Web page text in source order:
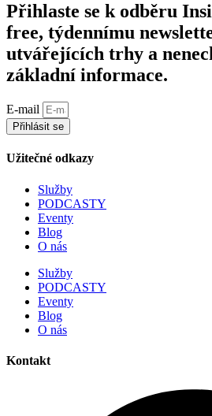
Přihlaste se k odběru
free, týdennímu
utvářejících trhy a
základní informace.
E-mail
Přihlásit se
Užitečné odkazy
Služby
PODCASTY
Eventy
Blog
O nás
Služby
PODCASTY
Eventy
Blog
O nás
Kontakt